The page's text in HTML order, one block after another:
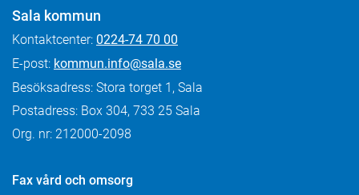
Sala kommun
Kontaktcenter: 0224-74 70 00
E-post: kommun.info@sala.se
Besöksadress: Stora torget 1, Sala
Postadress: Box 304, 733 25 Sala
Org. nr: 212000-2098
Fax vård och omsorg